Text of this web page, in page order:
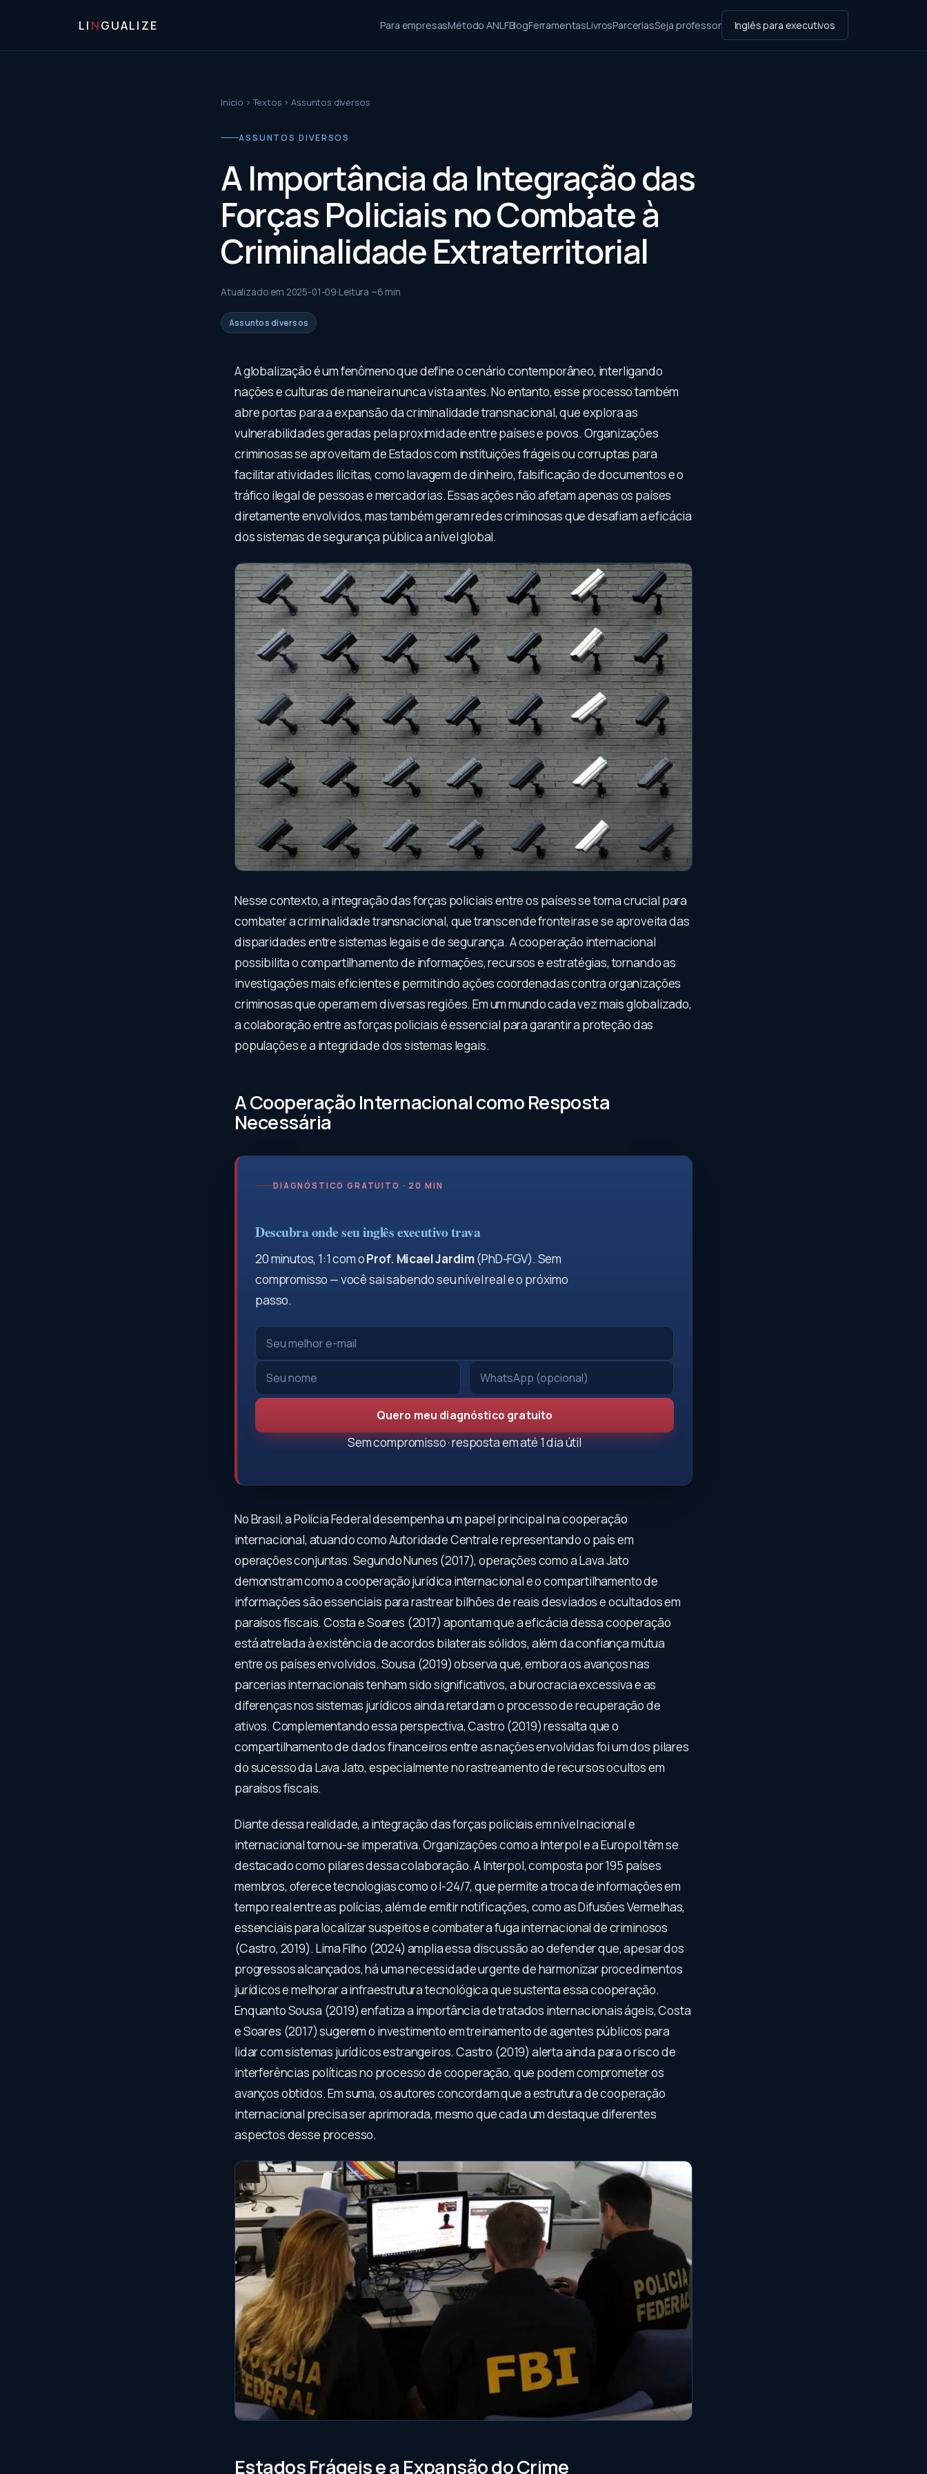
LI NGUALIZE Para empresasMétodo ANLFBlogFerramentasLivrosParceriasSeja professor Inglês para executivos
Início ›Textos ›Assuntos diversos
ASSUNTOS DIVERSOS
A Importância da Integração das
Forças Policiais no Combate à
Criminalidade Extraterritorial
Atualizado em 2025-01-09 Leitura ~6 min
Assuntos diversos
A globalização é um fenômeno que define o cenário contemporâneo, interligando
nações e culturas de maneira nunca vista antes. No entanto, esse processo também
abre portas para a expansão da criminalidade transnacional, que explora as
vulnerabilidades geradas pela proximidade entre países e povos. Organizações
criminosas se aproveitam de Estados com instituições frágeis ou corruptas para
facilitar atividades ilícitas, como lavagem de dinheiro, falsificação de documentos e o
tráfico ilegal de pessoas e mercadorias. Essas ações não afetam apenas os países
diretamente envolvidos, mas também geram redes criminosas que desafiam a eficácia
dos sistemas de segurança pública a nível global.
Nesse contexto, a integração das forças policiais entre os países se torna crucial para
combater a criminalidade transnacional, que transcende fronteiras e se aproveita das
disparidades entre sistemas legais e de segurança. A cooperação internacional
possibilita o compartilhamento de informações, recursos e estratégias, tornando as
investigações mais eficientes e permitindo ações coordenadas contra organizações
criminosas que operam em diversas regiões. Em um mundo cada vez mais globalizado,
a colaboração entre as forças policiais é essencial para garantir a proteção das
populações e a integridade dos sistemas legais.
A Cooperação Internacional como Resposta
Necessária
DIAGNÓSTICO GRATUITO · 20 MIN
Descubra onde seu inglês executivo trava
20 minutos, 1:1 com oProf. Micael Jardim(PhD-FGV). Sem
compromisso — você sai sabendo seu nível real e o próximo
passo.
Quero meu diagnóstico gratuito
Sem compromisso · resposta em até 1 dia útil
No Brasil, a Polícia Federal desempenha um papel principal na cooperação
internacional, atuando como Autoridade Central e representando o país em
operações conjuntas. Segundo Nunes (2017), operações como a Lava Jato
demonstram como a cooperação jurídica internacional e o compartilhamento de
informações são essenciais para rastrear bilhões de reais desviados e ocultados em
paraísos fiscais. Costa e Soares (2017) apontam que a eficácia dessa cooperação
está atrelada à existência de acordos bilaterais sólidos, além da confiança mútua
entre os países envolvidos. Sousa (2019) observa que, embora os avanços nas
parcerias internacionais tenham sido significativos, a burocracia excessiva e as
diferenças nos sistemas jurídicos ainda retardam o processo de recuperação de
ativos. Complementando essa perspectiva, Castro (2019) ressalta que o
compartilhamento de dados financeiros entre as nações envolvidas foi um dos pilares
do sucesso da Lava Jato, especialmente no rastreamento de recursos ocultos em
paraísos fiscais.
Diante dessa realidade, a integração das forças policiais em nível nacional e
internacional tornou-se imperativa. Organizações como a Interpol e a Europol têm se
destacado como pilares dessa colaboração. A Interpol, composta por 195 países
membros, oferece tecnologias como o I-24/7, que permite a troca de informações em
tempo real entre as polícias, além de emitir notificações, como as Difusões Vermelhas,
essenciais para localizar suspeitos e combater a fuga internacional de criminosos
(Castro, 2019). Lima Filho (2024) amplia essa discussão ao defender que, apesar dos
progressos alcançados, há uma necessidade urgente de harmonizar procedimentos
jurídicos e melhorar a infraestrutura tecnológica que sustenta essa cooperação.
Enquanto Sousa (2019) enfatiza a importância de tratados internacionais ágeis, Costa
e Soares (2017) sugerem o investimento em treinamento de agentes públicos para
lidar com sistemas jurídicos estrangeiros. Castro (2019) alerta ainda para o risco de
interferências políticas no processo de cooperação, que podem comprometer os
avanços obtidos. Em suma, os autores concordam que a estrutura de cooperação
internacional precisa ser aprimorada, mesmo que cada um destaque diferentes
aspectos desse processo.
Estados Frágeis e a Expansão do Crime